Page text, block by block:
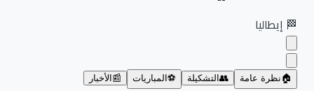
إيطاليا
نظرة عامة 👥 التشكيلة ⚽ المباريات 📰 الأخبار